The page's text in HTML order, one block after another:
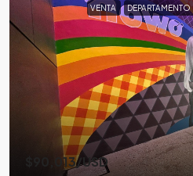
VENTA DEPARTAMENTO
$90,013/USD